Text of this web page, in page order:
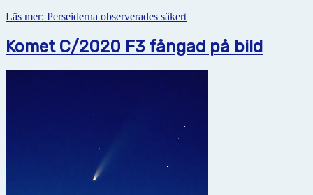
Läs mer: Perseiderna observerades säkert
Komet C/2020 F3 fångad på bild